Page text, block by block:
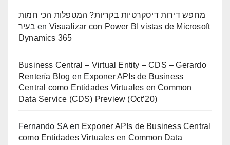
מחפש דירות דיסקרטיות בקריות? המטפלות הכי חמות
בעיר en Visualizar con Power BI vistas de Microsoft
Dynamics 365
Business Central – Virtual Entity – CDS – Gerardo
Rentería Blog en Exponer APIs de Business
Central como Entidades Virtuales en Common
Data Service (CDS) Preview (Oct’20)
Fernando SA en Exponer APIs de Business Central
como Entidades Virtuales en Common Data